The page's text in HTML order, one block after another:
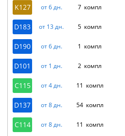
K127 от 6 дн. 7 компл
D183 от 13 дн. 5 компл
D190 от 6 дн. 1 компл
D101 от 1 дн. 2 компл
C115 от 4 дн. 11 компл
D137 от 8 дн. 54 компл
C114 от 8 дн. 11 компл